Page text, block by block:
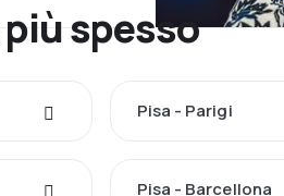
spesso
Pisa - Parigi
Pisa - Barcellona